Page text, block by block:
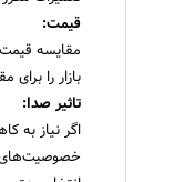
قیمت:​​​​​​​
مقایسه
بازار را
تاثیر صدا:​​​​​​​
اگر نیاز به
خصوصیت‌های